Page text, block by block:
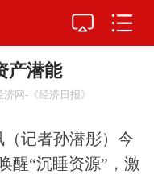
产潜能
网-《经济日报》
记者孙潜彤）今
醒“沉睡资源”，激